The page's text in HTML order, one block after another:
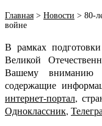
Главная > Новости > 80-
войне
В рамках
Великой
Вашему вниманию
содержащие
интернет-портал,
Одноклассник,